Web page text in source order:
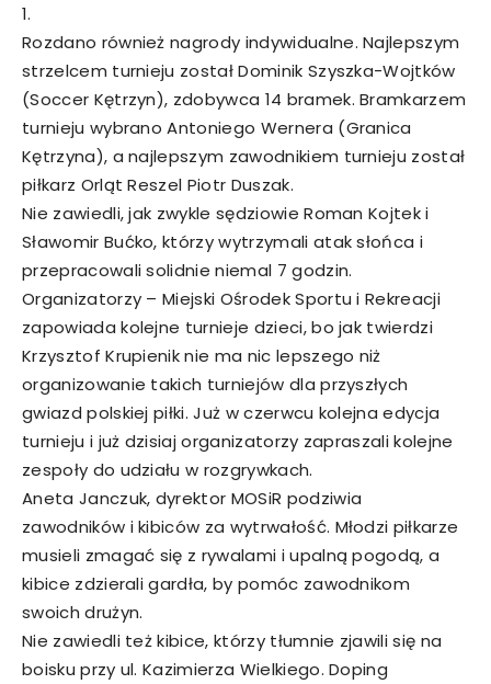
1.
Rozdano również nagrody indywidualne. Najlepszym
strzelcem turnieju został Dominik Szyszka-Wojtków
(Soccer Kętrzyn), zdobywca 14 bramek. Bramkarzem
turnieju wybrano Antoniego Wernera (Granica
Kętrzyna), a najlepszym zawodnikiem turnieju został
piłkarz Orląt Reszel Piotr Duszak.
Nie zawiedli, jak zwykle sędziowie Roman Kojtek i
Sławomir Bućko, którzy wytrzymali atak słońca i
przepracowali solidnie niemal 7 godzin.
Organizatorzy – Miejski Ośrodek Sportu i Rekreacji
zapowiada kolejne turnieje dzieci, bo jak twierdzi
Krzysztof Krupienik nie ma nic lepszego niż
organizowanie takich turniejów dla przyszłych
gwiazd polskiej piłki. Już w czerwcu kolejna edycja
turnieju i już dzisiaj organizatorzy zapraszali kolejne
zespoły do udziału w rozgrywkach.
Aneta Janczuk, dyrektor MOSiR podziwia
zawodników i kibiców za wytrwałość. Młodzi piłkarze
musieli zmagać się z rywalami i upalną pogodą, a
kibice zdzierali gardła, by pomóc zawodnikom
swoich drużyn.
Nie zawiedli też kibice, którzy tłumnie zjawili się na
boisku przy ul. Kazimierza Wielkiego. Doping